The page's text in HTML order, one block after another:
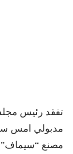
تفقد رئيس
مدبولي امس
مصنع “سيماف”